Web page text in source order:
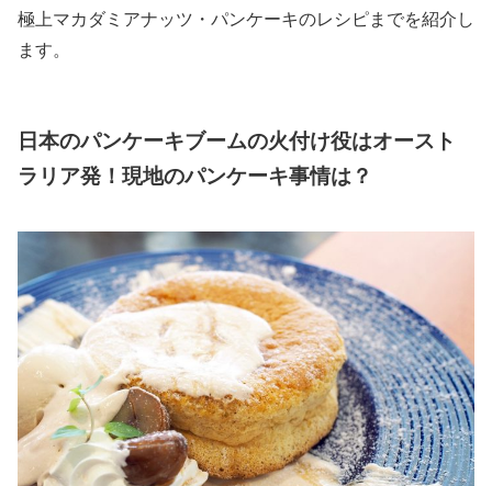
極上マカダミアナッツ・パンケーキのレシピまでを紹介し
ます。
日本のパンケーキブームの火付け役はオースト
ラリア発！現地のパンケーキ事情は？